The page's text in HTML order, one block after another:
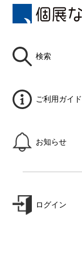
検索
ご利用ガイド
お知らせ
ログイン